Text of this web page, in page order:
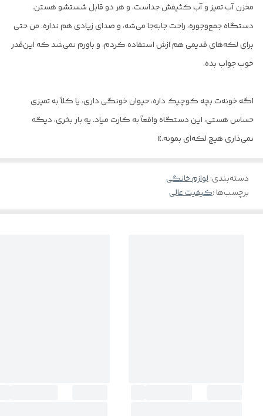
مخزن آب تمیز و آب کثیفش جداست، و هر دو قابل شستشو هستن.
دستگاه جمع‌وجوره، راحت جابه‌جا می‌شه، و صدای زیادی هم نداره. من حتی
برای لکه‌های قدیمی هم ازش استفاده کردم، و باورم نمی‌شد که این‌قدر
خوب جواب بده.
اگه خونه‌ت بچه کوچیک داره، حیوان خونگی داری، یا کلاً به تمیزی
حساس هستی، این دستگاه واقعاً به کارت میاد. یه بار بخری، دیگه
نمی‌ذاری هیچ لکه‌ای بمونه.»
دسته‌بندی:لوازم خانگی
برچسب‌ها :کیفیت عالی